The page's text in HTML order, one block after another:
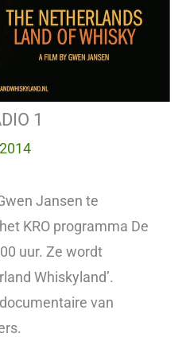
1
Jansen te
KRO programma De
uur. Ze wordt
Whiskyland’.
van